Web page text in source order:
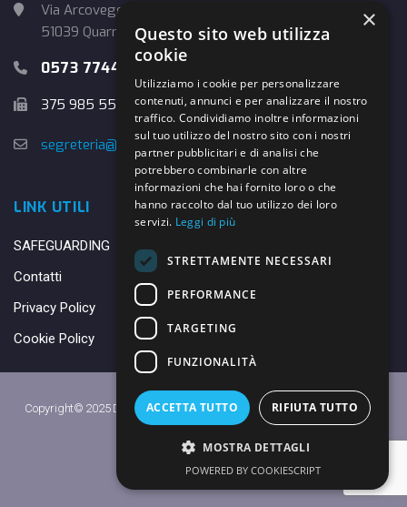
Via Arcoveggio, 4
51039 Quarrata (PT)
0573 774457
375 985 5526
segreteria@danybasket.it
LINK UTILI
SAFEGUARDING
Contatti
Privacy Policy
Cookie Policy
Copyright© 2025 DANY BASKET QUARRATA S.S.D.A.R.L. -Privacy Policy
Made with ♥ by
×
Questo sito web utilizza
cookie
Utilizziamo i cookie per personalizzare
contenuti, annunci e per analizzare il nostro
traffico. Condividiamo inoltre informazioni
sul tuo utilizzo del nostro sito con i nostri
partner pubblicitari e di analisi che
potrebbero combinarle con altre
informazioni che hai fornito loro o che
hanno raccolto dal tuo utilizzo dei loro
servizi. Leggi di più
STRETTAMENTE NECESSARI
PERFORMANCE
TARGETING
FUNZIONALITÀ
ACCETTA TUTTO RIFIUTA TUTTO
MOSTRA DETTAGLI
POWERED BY COOKIESCRIPT